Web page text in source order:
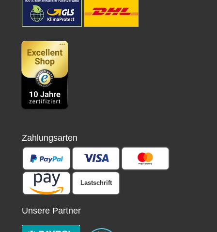
Zahlungsarten
Lastschrift
Unsere Partner